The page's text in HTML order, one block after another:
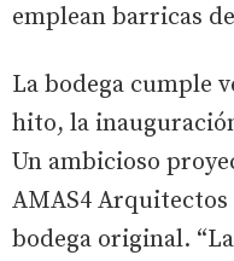
emplean barricas
La bodega cumple
hito, la
Un ambicioso
AMAS4 Arquitectos
bodega original.